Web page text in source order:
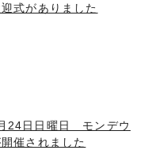
式がありました
24日日曜日 モンデウ
催されました